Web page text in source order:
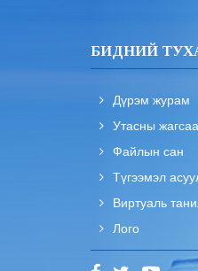
БИДНИЙ
Дүрэм журам
Утасны
Файлын сан
Түгээмэл
Виртуаль
Лого